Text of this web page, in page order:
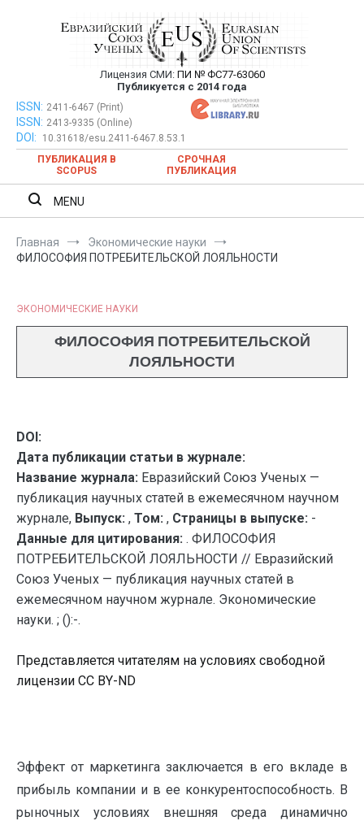
Евразийский Союз Ученых —
публикация научных статей в
ежемесячном научном журнале
Лицензия СМИ: ПИ № ФС77-63060
Публикуется с 2014 года
Евразийский Союз Ученых — публикация научных статей в
ежемесячном научном журнале
ISSN: 2411-6467 (Print)
ISSN: 2413-9335 (Online)
DOI:
10.31618/esu.2411-6467.8.53.1
ПУБЛИКАЦИЯ В
SCOPUS
СРОЧНАЯ
ПУБЛИКАЦИЯ
MENU
Главная
Экономические науки
ФИЛОСОФИЯ ПОТРЕБИТЕЛЬСКОЙ ЛОЯЛЬНОСТИ
ЭКОНОМИЧЕСКИЕ НАУКИ
ФИЛОСОФИЯ ПОТРЕБИТЕЛЬСКОЙ
ЛОЯЛЬНОСТИ
DOI:
Дата публикации статьи в журнале:
Название журнала: Евразийский Союз Ученых —
публикация научных статей в ежемесячном научном
журнале, Выпуск: , Том: , Страницы в выпуске: -
Данные для цитирования: . ФИЛОСОФИЯ
ПОТРЕБИТЕЛЬСКОЙ ЛОЯЛЬНОСТИ // Евразийский
Союз Ученых — публикация научных статей в
ежемесячном научном журнале. Экономические
науки. ; ():-.
Представляется читателям на условиях свободной
лицензии CC BY-ND
Эффект от маркетинга заключается в его вкладе в
прибыль компании и в ее конкурентоспособность. В
рыночных условиях внешняя среда динамично